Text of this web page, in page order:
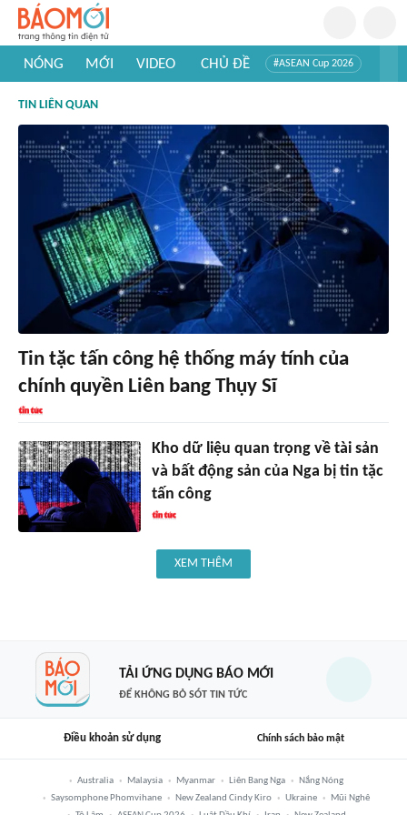
NÓNG MỚI VIDEO CHỦ ĐỀ #ASEAN Cup 2026
#Khám phá thế giới
TIN LIÊN QUAN
Tin tặc tấn công hệ thống máy tính của
chính quyền Liên bang Thụy Sĩ
Kho dữ liệu quan trọng về tài sản
và bất động sản của Nga bị tin tặc
tấn công
XEM THÊM
TẢI ỨNG DỤNG BÁO MỚI
ĐỂ KHÔNG BỎ SÓT TIN TỨC
Điều khoản sử dụng Chính sách bảo mật
Australia Malaysia Myanmar Liên Bang Nga
Nắng Nóng
Saysomphone Phomvihane
New Zealand Cindy Kiro Ukraine
Mũi Nghê